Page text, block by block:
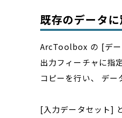
既存のデータ
ArcToolbox の [デー
出力フィーチャに指
コピーを行い、 デ
[入力データセット]